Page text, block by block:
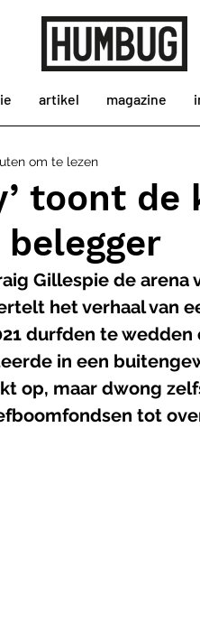
artikel magazine
toont
om te lezen
Gillespie de arena
het verhaal van
durfden te wedden
in een
op, maar dwong
tot